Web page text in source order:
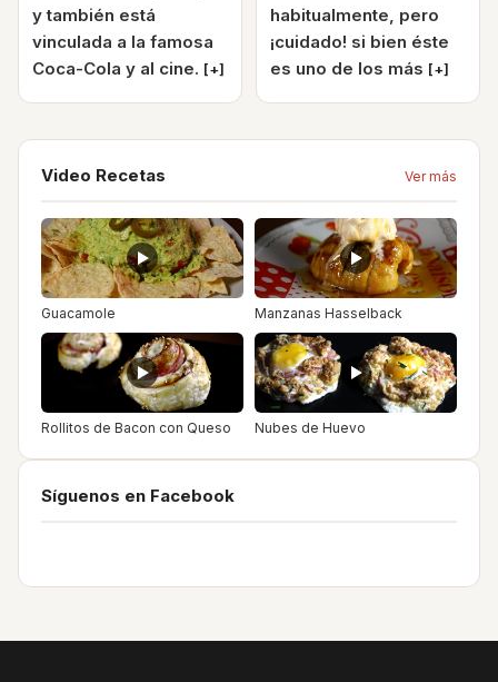
y también está
vinculada a la famosa
Coca-Cola y al cine. [+]
habitualmente, pero
¡cuidado! si bien éste
es uno de los más [+]
Video Recetas Ver más
Guacamole Manzanas Hasselback
Rollitos de Bacon con Queso Nubes de Huevo
Síguenos en Facebook